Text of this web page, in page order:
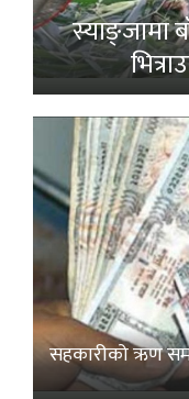
स्याङ्जामा
सहकारीको ऋण